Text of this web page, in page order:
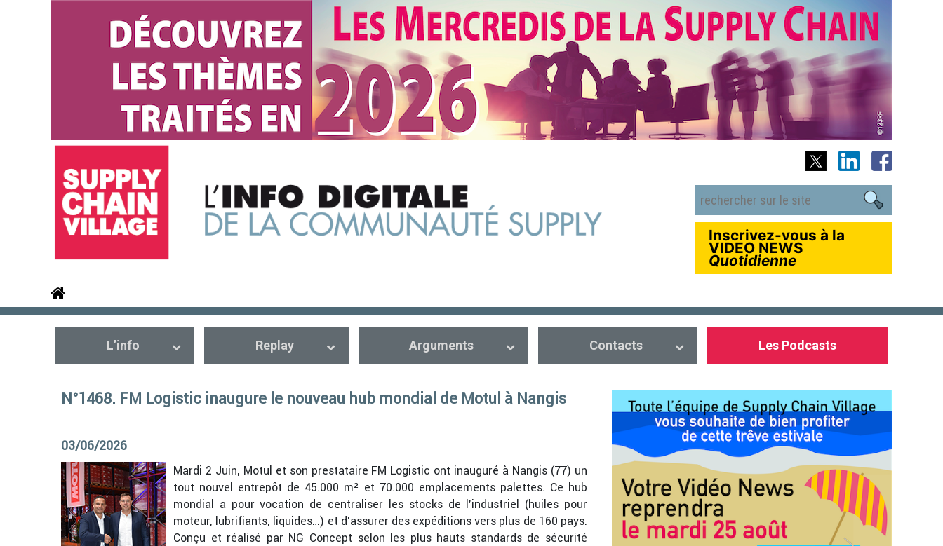
Inscrivez-vous à la
VIDEO NEWS
Quotidienne
L’info Replay Arguments Contacts Les Podcasts
N°1468. FM Logistic inaugure le nouveau hub mondial de Motul à Nangis
03/06/2026
Mardi 2 Juin, Motul et son prestataire FM Logistic ont inauguré à Nangis (77) un
tout nouvel entrepôt de 45.000 m² et 70.000 emplacements palettes. Ce hub
mondial a pour vocation de centraliser les stocks de l’industriel (huiles pour
moteur, lubrifiants, liquides…) et d’assurer des expéditions vers plus de 160 pays.
Conçu et réalisé par NG Concept selon les plus hauts standards de sécurité